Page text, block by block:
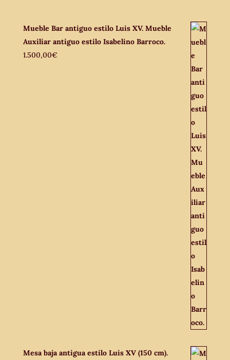
Mueble Bar antiguo estilo Luis XV. Mueble
Auxiliar antiguo estilo Isabelino Barroco.
1.500,00€
Mesa baja antigua estilo Luis XV (150 cm).